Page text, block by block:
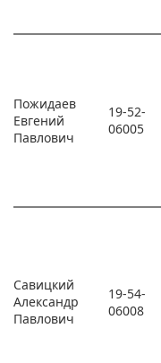
Пожидаев
Евгений
Павлович
19-52-
06005
Савицкий
Александр
Павлович
19-54-
06008